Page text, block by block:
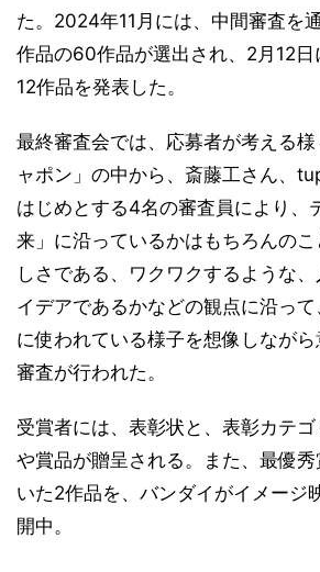
た。2024年11月には、中間審査を
作品の60作品が選出され、2月12
12作品を発表した。
最終審査会では、応募者が考える
ャポン」の中から、斎藤工さん、
はじめとする4名の審査員により、
来」に沿っているかはもちろんの
しさである、ワクワクするような
イデアであるかなどの観点に沿っ
に使われている様子を想像しながら
審査が行われた。
受賞者には、表彰状と、表彰カテ
や賞品が贈呈される。また、最優
いた2作品を、バンダイがイメージ
開中。